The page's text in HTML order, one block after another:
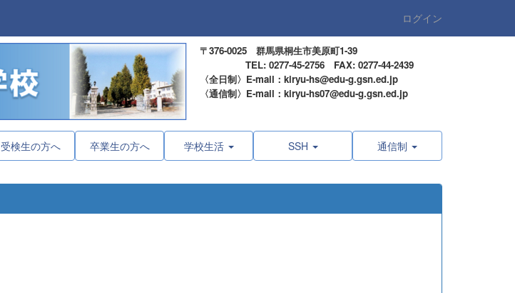
ログイン
〒376-0025 群馬県桐生市美原町1-39
TEL: 0277-45-2756 FAX: 0277-44-2439
〈全日制〉E-mail：kiryu-hs@edu-g.gsn.ed.jp
〈通信制〉E-mail：kiryu-hs07@edu-g.gsn.ed.jp
受検生の方へ 卒業生の方へ 学校生活 SSH 通信制